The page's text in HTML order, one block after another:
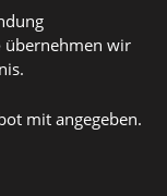
übernehmen wir
mit angegeben.